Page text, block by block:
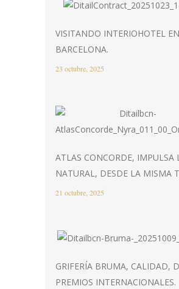
VISITANDO INTERIOHOTEL EN
BARCELONA.
23 octubre, 2025
ATLAS CONCORDE, IMPULSA
NATURAL, DESDE LA MISMA
21 octubre, 2025
GRIFERÍA BRUMA, CALIDAD,
PREMIOS INTERNACIONALES.